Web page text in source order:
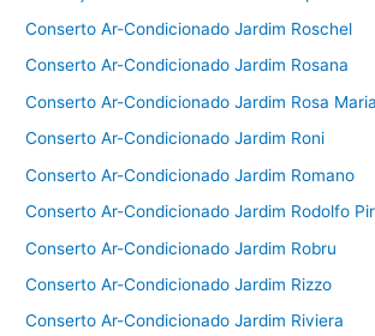
Conserto Ar-Condicionado Jardim Roschel
Conserto Ar-Condicionado Jardim Rosana
Conserto Ar-Condicionado Jardim Rosa Maria
Conserto Ar-Condicionado Jardim Roni
Conserto Ar-Condicionado Jardim Romano
Conserto Ar-Condicionado Jardim Rodolfo
Conserto Ar-Condicionado Jardim Robru
Conserto Ar-Condicionado Jardim Rizzo
Conserto Ar-Condicionado Jardim Riviera